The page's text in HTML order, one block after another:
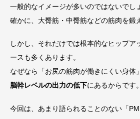
一般的なイメージが多いのではないでし
確かに、大臀筋・中臀筋などの筋肉を鍛
しかし、それだけでは根本的なヒップア
ースも多くあります。
なぜなら「お尻の筋肉が働きにくい身体
脳幹レベルの出力の低下にあるからです。
今回は、あまり語られることのない「